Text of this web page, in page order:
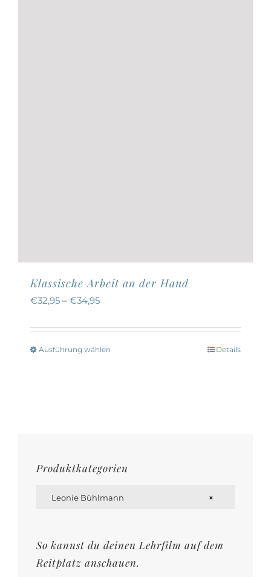
Klassische Arbeit an der Hand
€32,95 – €34,95
Ausführung wählen
können
Produktseite
gewählt
Details
Produktkategorien
×
Leonie Bühlmann
So kannst du deinen Lehrfilm auf dem
Reitplatz anschauen.